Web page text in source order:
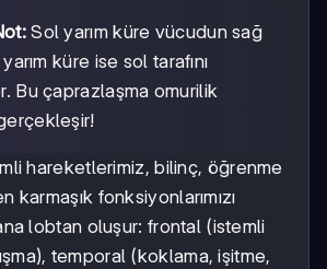
Sol yarım küre vücudun sağ
yarım küre ise sol tarafını
Bu çaprazlaşma omurilik
hareketlerimiz, bilinç, öğrenme
karmaşık fonksiyonlarımızı
lobtan oluşur: frontal (istemli
temporal (koklama, işitme,